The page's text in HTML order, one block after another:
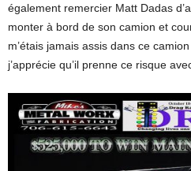
également remercier Matt Dadas
monter à bord de son camion et
m’étais jamais assis dans ce
j’apprécie qu’il prenne ce risque